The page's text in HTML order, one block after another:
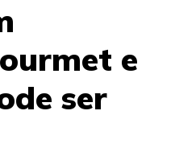
e
ser